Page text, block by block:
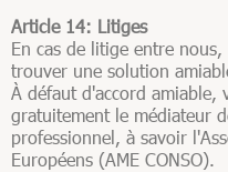
Article 14: Litiges
En cas de litige entre
trouver une solution
À défaut d'accord amiable,
gratuitement le médiateur
professionnel, à savoir
Européens (AME CONSO).